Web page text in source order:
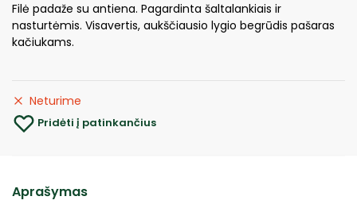
Filė padaže su antiena. Pagardinta šaltalankiais ir
nasturtėmis. Visavertis, aukščiausio lygio begrūdis pašaras
kačiukams.
Neturime
Pridėti į patinkančius
Aprašymas